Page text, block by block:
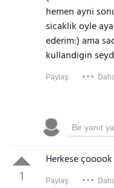
hemen ayni
sicaklik oyle
ederim:) ama
kullandigin
Paylaş:
1
Herkese
Paylaş: